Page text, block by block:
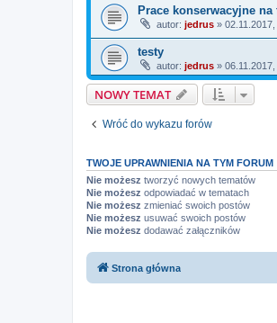
Prace konserwacyjne na
autor: jedrus »
testy
autor: jedrus »
NOWY TEMAT
Wróć do wykazu forów
TWOJE UPRAWNIENIA NA TYM FORUM
Nie możesz tworzyć nowych tematów
Nie możesz odpowiadać w tematach
Nie możesz zmieniać swoich postów
Nie możesz usuwać swoich postów
Nie możesz dodawać załączników
Strona główna